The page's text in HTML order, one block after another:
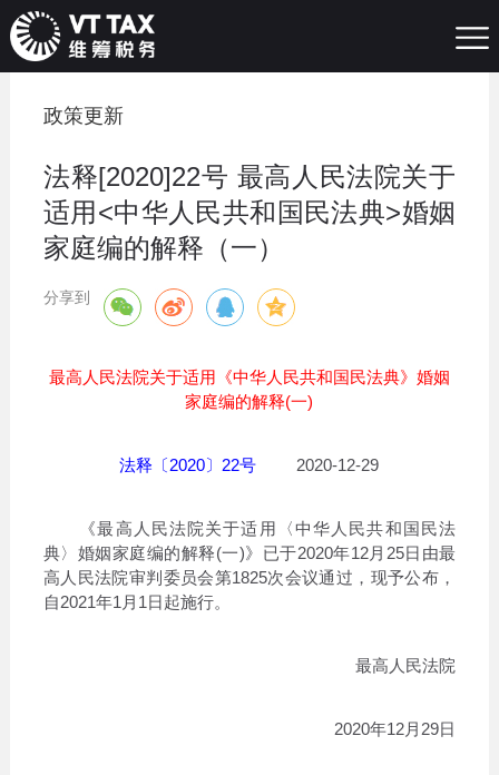
政策更新
法释[2020]22号 最高人民法院关于
适用<中华人民共和国民法典>婚姻
家庭编的解释（一）
分享到
最高人民法院关于适用《中华人民共和国民法典》婚姻
家庭编的解释(一)
法释〔2020〕22号 2020-12-29
《最高人民法院关于适用〈中华人民共和国民法
典〉婚姻家庭编的解释(一)》已于2020年12月25日由最
高人民法院审判委员会第1825次会议通过，现予公布，
自2021年1月1日起施行。
最高人民法院
2020年12月29日